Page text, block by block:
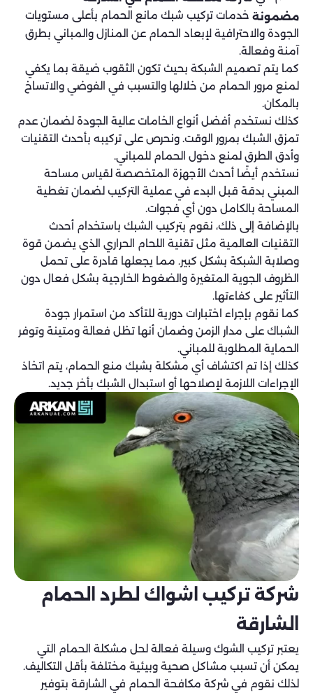
مضمونة خدمات تركيب شبك مانع الحمام بأعلى مستويات
الجودة والاحترافية لإبعاد الحمام عن المنازل والمباني بطرق
آمنة وفعالة.
كما يتم تصميم الشبكة بحيث تكون الثقوب ضيقة بما يكفي
لمنع مرور الحمام من خلالها والتسبب في الفوضي والاتساخ
بالمكان.
كذلك نستخدم أفضل أنواع الخامات عالية الجودة لضمان عدم
تمزق الشبك بمرور الوقت. ونحرص على تركيبه بأحدث التقنيات
وأدق الطرق لمنع دخول الحمام للمباني.
نستخدم أيضًا أحدث الأجهزة المتخصصة لقياس مساحة
المبني بدقة قبل البدء في عملية التركيب لضمان تغطية
المساحة بالكامل دون أي فجوات.
بالإضافة إلى ذلك، نقوم بتركيب الشبك باستخدام أحدث
التقنيات العالمية مثل تقنية اللحام الحراري الذي يضمن قوة
وصلابة الشبكة بشكل كبير. مما يجعلها قادرة على تحمل
الظروف الجوية المتغيرة والضغوط الخارجية بشكل فعال دون
التأثير على كفاءتها.
كما نقوم بإجراء اختبارات دورية للتأكد من استمرار جودة
الشباك على مدار الزمن وضمان أنها تظل فعالة ومتينة وتوفر
الحماية المطلوبة للمباني.
كذلك إذا تم اكتشاف أي مشكلة بشبك منع الحمام، يتم اتخاذ
الإجراءات اللازمة لإصلاحها أو استبدال الشبك بأخر جديد.
شركة تركيب اشواك لطرد الحمام
الشارقة
يعتبر تركيب الشوك وسيلة فعالة لحل مشكلة الحمام التي
يمكن أن تسبب مشاكل صحية وبيئية مختلفة بأقل التكاليف.
لذلك نقوم في شركة مكافحة الحمام في الشارقة بتوفير